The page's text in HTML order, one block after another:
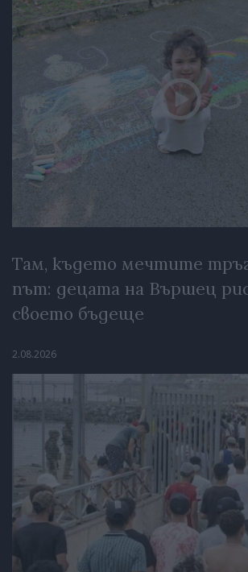
Там, където мечтите
път: децата на Вършец
своето бъдеще
2.08.2026